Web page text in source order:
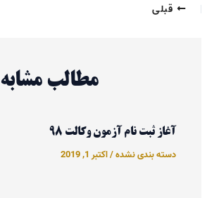
قبلی
مطالب مشابه
آغاز ثبت نام آزمون وکالت 98
دسته بندی نشده/اکتبر 1, 2019